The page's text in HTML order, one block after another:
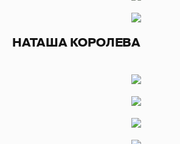
НАТАША КОРОЛЕВА